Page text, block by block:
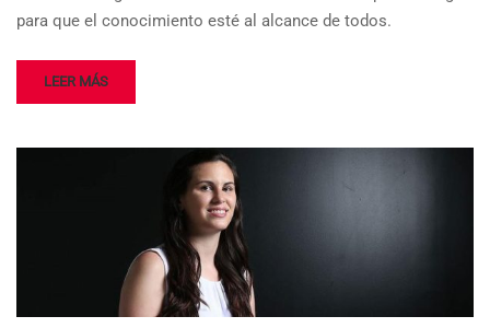
para que el conocimiento esté al alcance de todos.
LEER MÁS